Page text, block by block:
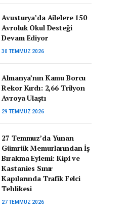
Avusturya’da Ailelere 150
Avroluk Okul Desteği
Devam Ediyor
30 TEMMUZ 2026
Almanya’nın Kamu Borcu
Rekor Kırdı: 2,66 Trilyon
Avroya Ulaştı
29 TEMMUZ 2026
27 Temmuz’da Yunan
Gümrük Memurlarından İş
Bırakma Eylemi: Kipi ve
Kastanies Sınır
Kapılarında Trafik Felci
Tehlikesi
27 TEMMUZ 2026